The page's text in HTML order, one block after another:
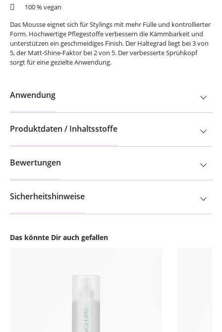
Das könnte Dir auch gefallen
100 % vegan
Das Mousse eignet sich für Stylings mit mehr Fülle und kontrollierter
Form. Hochwertige Pflegestoffe verbessern die Kämmbarkeit und
unterstützen ein geschmeidiges Finish. Der Haltegrad liegt bei 3 von
5, der Matt-Shine-Faktor bei 2 von 5. Der verbesserte Sprühkopf
sorgt für eine gezielte Anwendung.
Anwendung
Produktdaten / Inhaltsstoffe
Bewertungen
Sicherheitshinweise